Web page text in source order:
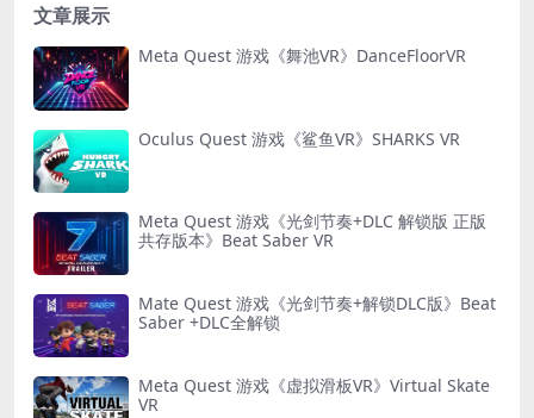
文章展示
Meta Quest 游戏《舞池VR》DanceFloorVR
Oculus Quest 游戏《鲨鱼VR》SHARKS VR
Meta Quest 游戏《光剑节奏+DLC 解锁版 正版
共存版本》Beat Saber VR
Mate Quest 游戏《光剑节奏+解锁DLC版》Beat
Saber +DLC全解锁
Meta Quest 游戏《虚拟滑板VR》Virtual Skate
VR